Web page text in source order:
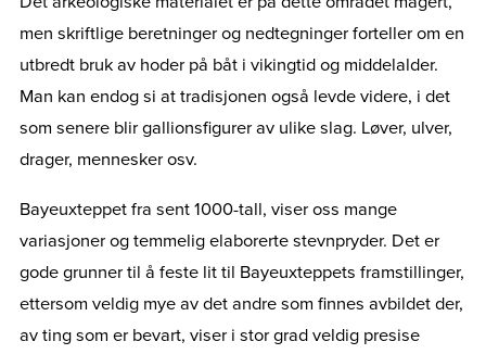
men skriftlige beretninger og nedtegninger forteller om en
utbredt bruk av hoder på båt i vikingtid og middelalder.
Man kan endog si at tradisjonen også levde videre, i det
som senere blir gallionsfigurer av ulike slag. Løver, ulver,
drager, mennesker osv.
Bayeuxteppet fra sent 1000-tall, viser oss mange
variasjoner og temmelig elaborerte stevnpryder. Det er
gode grunner til å feste lit til Bayeuxteppets framstillinger,
ettersom veldig mye av det andre som finnes avbildet der,
av ting som er bevart, viser i stor grad veldig presise